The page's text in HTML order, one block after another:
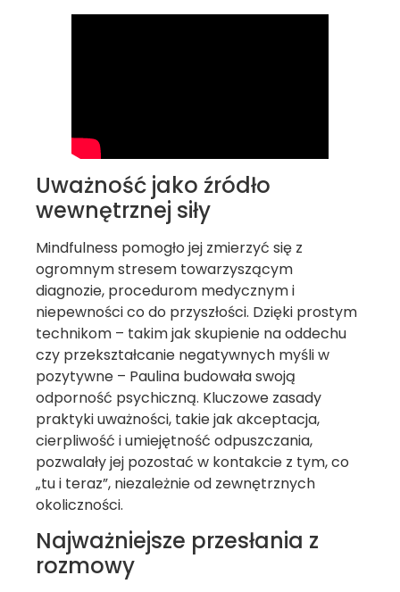
Uważność jako źródło
wewnętrznej siły
Mindfulness pomogło jej zmierzyć się z
ogromnym stresem towarzyszącym
diagnozie, procedurom medycznym i
niepewności co do przyszłości. Dzięki prostym
technikom – takim jak skupienie na oddechu
czy przekształcanie negatywnych myśli w
pozytywne – Paulina budowała swoją
odporność psychiczną. Kluczowe zasady
praktyki uważności, takie jak akceptacja,
cierpliwość i umiejętność odpuszczania,
pozwalały jej pozostać w kontakcie z tym, co
„tu i teraz”, niezależnie od zewnętrznych
okoliczności.
Najważniejsze przesłania z
rozmowy